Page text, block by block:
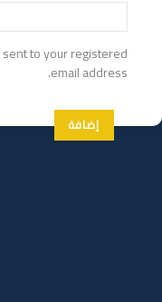
to your registered
email address.